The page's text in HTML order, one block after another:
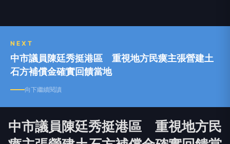
NEXT
中市議員陳廷秀挺港區 重視地方民瘼主張營建土
石方補償金確實回饋當地
向下繼續閱讀
中市議員陳廷秀挺港區 重視地方民